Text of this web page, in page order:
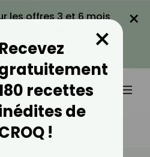
les offres 3 et 6 mois
LA PROMO
×
À Méditer ?
Recevez
recettes
de
!
×